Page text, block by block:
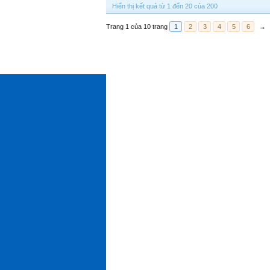
Hiển thị kết quả từ 1 đến 20 của 200
Trang 1 của 10 trang 1 2 3 4 5 6 →